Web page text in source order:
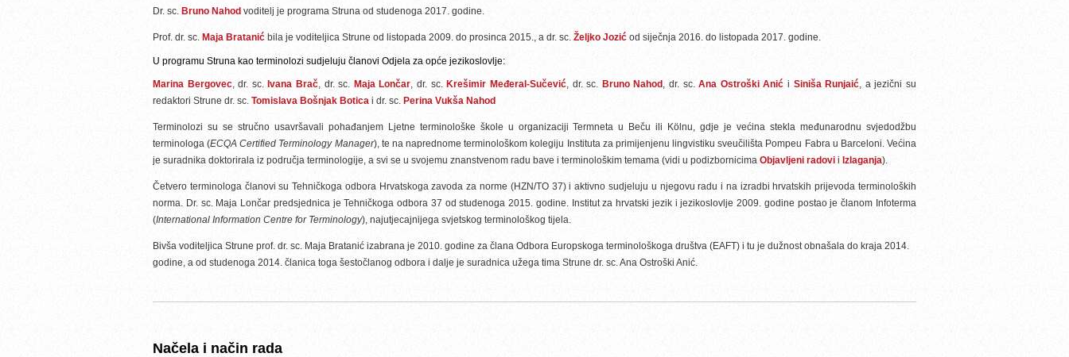
Dr. sc. Bruno Nahod voditelj je programa Struna od studenoga 2017. godine.
Prof. dr. sc. Maja Bratanić bila je voditeljica Strune od listopada 2009. do prosinca 2015., a dr. sc. Željko Jozić od siječnja 2016. do listopada 2017. godine.
U programu Struna kao terminolozi sudjeluju članovi Odjela za opće jezikoslovlje:
Marina Bergovec, dr. sc. Ivana Brač, dr. sc. Maja Lončar, dr. sc. Krešimir Međeral-Sučević, dr. sc. Bruno Nahod , dr. sc.Ana Ostroški Anić i Siniša Runjaić, a jezični su
redaktori Strune dr. sc. Tomislava Bošnjak Botica i dr. sc. Perina Vukša Nahod
Terminolozi su se stručno usavršavali pohađanjem Ljetne terminološke škole u organizaciji Termneta u Beču ili Kölnu, gdje je većina stekla međunarodnu svjedodžbu
terminologa (ECQA Certified Terminology Manager), te na naprednome terminološkom kolegiju Instituta za primijenjenu lingvistiku sveučilišta Pompeu Fabra u Barceloni. Većina
je suradnika doktorirala iz područja terminologije, a svi se u svojemu znanstvenom radu bave i terminološkim temama (vidi u podizbornicima Objavljeni radovi i Izlaganja).
Četvero terminologa članovi su Tehničkoga odbora Hrvatskoga zavoda za norme (HZN/TO 37) i aktivno sudjeluju u njegovu radu i na izradbi hrvatskih prijevoda terminoloških
norma. Dr. sc. Maja Lončar predsjednica je Tehničkoga odbora 37 od studenoga 2015. godine. Institut za hrvatski jezik i jezikoslovlje 2009. godine postao je članom Infoterma
(International Information Centre for Terminology), najutjecajnijega svjetskog terminološkog tijela.
Bivša voditeljica Strune prof. dr. sc. Maja Bratanić izabrana je 2010. godine za člana Odbora Europskoga terminološkoga društva (EAFT) i tu je dužnost obnašala do kraja 2014.
godine, a od studenoga 2014. članica toga šestočlanog odbora i dalje je suradnica užega tima Strune dr. sc. Ana Ostroški Anić.
Načela i način rada